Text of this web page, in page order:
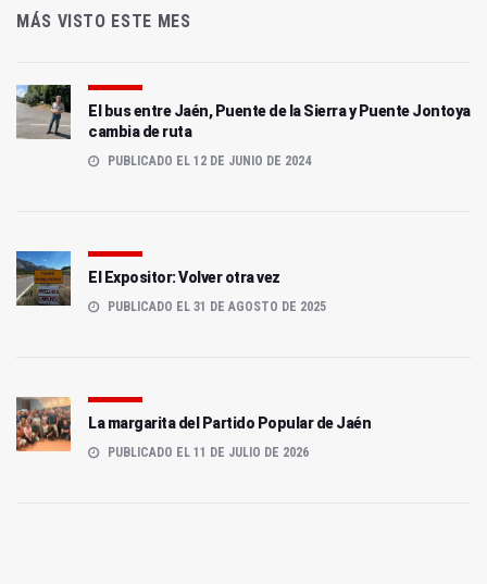
MÁS VISTO ESTE MES
El bus entre Jaén, Puente de la Sierra y Puente Jontoya
cambia de ruta
PUBLICADO EL 12 DE JUNIO DE 2024
El Expositor: Volver otra vez
PUBLICADO EL 31 DE AGOSTO DE 2025
La margarita del Partido Popular de Jaén
PUBLICADO EL 11 DE JULIO DE 2026